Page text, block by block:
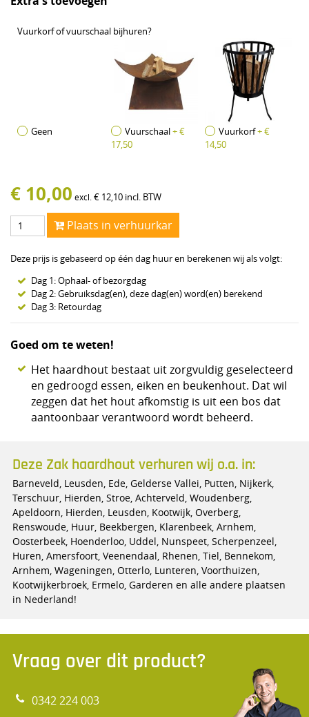
Vuurkorf of vuurschaal bijhuren?
Geen Vuurschaal+ €
17,50
Vuurkorf+ €
14,50
€ 10,00 excl. € 12,10 incl. BTW
Plaats in verhuurkar
Deze prijs is gebaseerd op één dag huur en berekenen wij als volgt:
Dag 1: Ophaal- of bezorgdag
Dag 2: Gebruiksdag(en), deze dag(en) word(en) berekend
Dag 3: Retourdag
Goed om te weten!
Het haardhout bestaat uit zorgvuldig geselecteerd
en gedroogd essen, eiken en beukenhout. Dat wil
zeggen dat het hout afkomstig is uit een bos dat
aantoonbaar verantwoord wordt beheerd.
Deze Zak haardhout verhuren wij o.a. in:
Barneveld, Leusden, Ede, Gelderse Vallei, Putten, Nijkerk,
Terschuur, Hierden, Stroe, Achterveld, Woudenberg,
Apeldoorn, Hierden, Leusden, Kootwijk, Overberg,
Renswoude, Huur, Beekbergen, Klarenbeek, Arnhem,
Oosterbeek, Hoenderloo, Uddel, Nunspeet, Scherpenzeel,
Huren, Amersfoort, Veenendaal, Rhenen, Tiel, Bennekom,
Arnhem, Wageningen, Otterlo, Lunteren, Voorthuizen,
Kootwijkerbroek, Ermelo, Garderen en alle andere plaatsen
in Nederland!
Vraag over dit product?
0342 224 003